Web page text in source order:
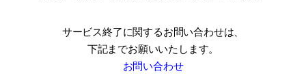
サービス終了に関するお問い合わせは、
下記までお願いいたします。
お問い合わせ